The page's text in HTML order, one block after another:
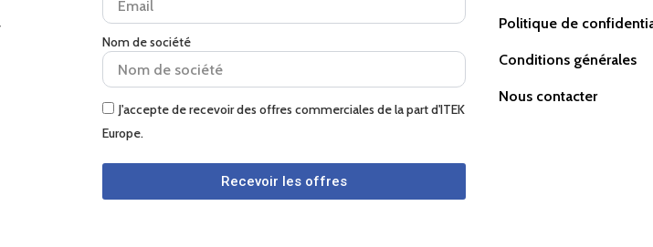
Nom de société
J'accepte de recevoir des offres commerciales de la part d'ITEK
Europe.
Recevoir les offres
Politique de
Conditions générales
Nous contacter